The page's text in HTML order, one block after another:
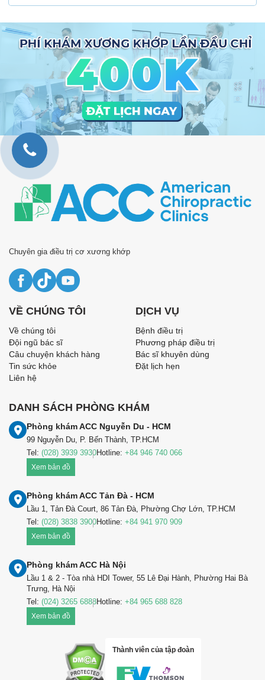
Chuyên gia điều trị cơ xương khớp
DANH SÁCH PHÒNG KHÁM
Phòng khám ACC Nguyễn Du - HCM
99 Nguyễn Du, P. Bến Thành, TP.HCM
Tel: (028) 3939 3930Hotline: +84 946 740 066
Xem bản đồ
Phòng khám ACC Tản Đà - HCM
Lầu 1, Tản Đà Court, 86 Tản Đà, Phường Chợ Lớn, TP.HCM
Tel: (028) 3838 3900Hotline: +84 941 970 909
Xem bản đồ
Phòng khám ACC Hà Nội
Lầu 1 & 2 - Tòa nhà HDI Tower, 55 Lê Đại Hành, Phường Hai Bà
Trưng, Hà Nội
Tel: (024) 3265 6888Hotline: +84 965 688 828
Xem bản đồ
VỀ CHÚNG TÔI
Về chúng tôi
Đội ngũ bác sĩ
Câu chuyện khách hàng
Tin sức khỏe
Liên hệ
DỊCH VỤ
Bệnh điều trị
Phương pháp điều trị
Bác sĩ khuyên dùng
Đặt lịch hẹn
Thành viên của tập đoàn